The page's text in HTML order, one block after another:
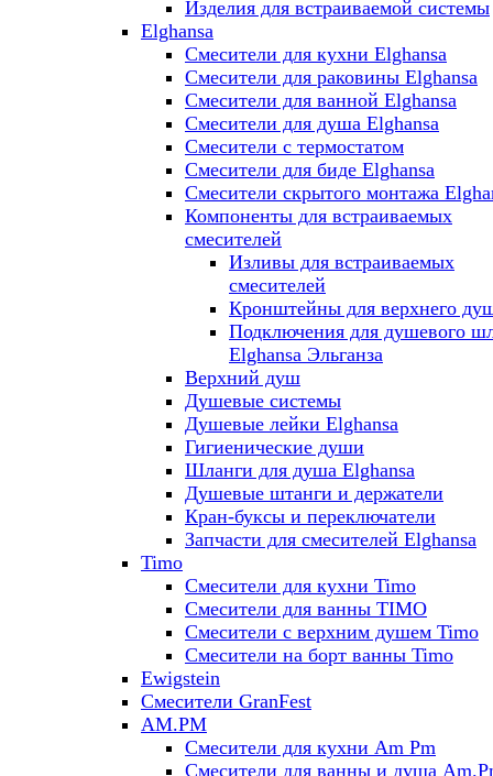
Изделия для встраиваемой системы
Elghansa
Смесители для кухни Elghansa
Смесители для раковины Elghansa
Смесители для ванной Elghansa
Смесители для душа Elghansa
Смесители с термостатом
Смесители для биде Elghansa
Смесители скрытого монтажа
Компоненты для встраиваемых
смесителей
Изливы для встраиваемых
смесителей
Кронштейны для верхнего
Подключения для душевого
Elghansa Эльганза
Верхний душ
Душевые системы
Душевые лейки Elghansa
Гигиенические души
Шланги для душа Elghansa
Душевые штанги и держатели
Кран-буксы и переключатели
Запчасти для смесителей Elghansa
Timo
Смесители для кухни Timo
Смесители для ванны TIMO
Смесители с верхним душем Timo
Смесители на борт ванны Timo
Ewigstein
Смесители GranFest
AM.PM
Смесители для кухни Am Pm
Смесители для ванны и душа